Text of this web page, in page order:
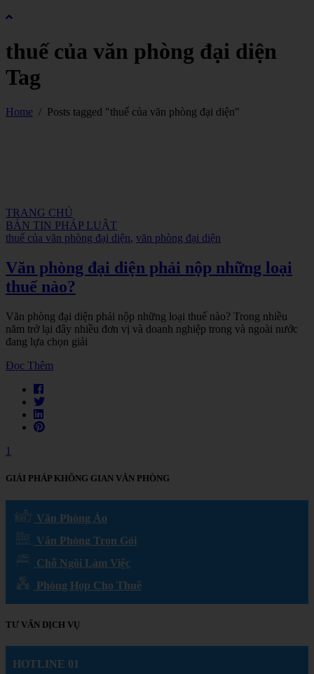
thuế của văn phòng đại diện
Tag
Home / Posts tagged "thuế của văn phòng đại diện"
TRANG CHỦ
BẢN TIN PHÁP LUẬT
thuế của văn phòng đại diện, văn phòng đại diện
Văn phòng đại diện phải nộp những loại
thuế nào?
Văn phòng đại diện phải nộp những loại thuế nào? Trong nhiều
năm trở lại đây nhiều đơn vị và doanh nghiệp trong và ngoài nước
đang lựa chọn giải
Đọc Thêm
1
GIẢI PHÁP KHÔNG GIAN VĂN PHÒNG
Văn Phòng Ảo
Văn Phòng Trọn Gói
Chỗ Ngồi Làm Việc
Phòng Họp Cho Thuê
TƯ VẤN DỊCH VỤ
HOTLINE 01